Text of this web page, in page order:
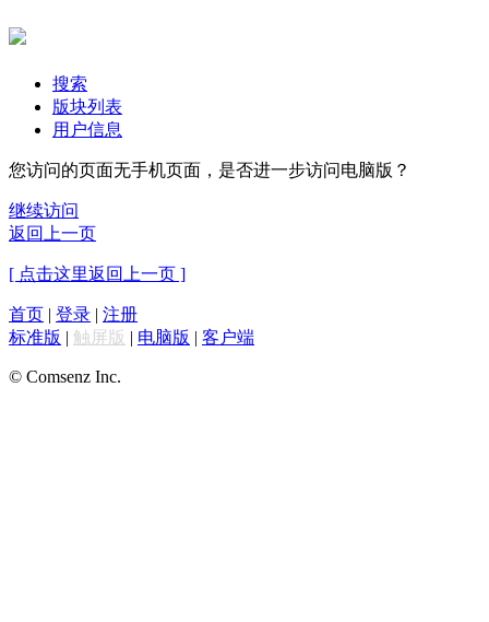
搜索
版块列表
用户信息
您访问的页面无手机页面，是否进一步访问电脑版？
继续访问
返回上一页
[ 点击这里返回上一页 ]
首页 | 登录 | 注册
标准版 | 触屏版 | 电脑版 | 客户端
© Comsenz Inc.